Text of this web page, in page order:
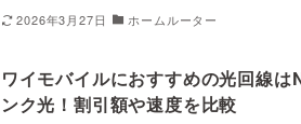
2026年3月27日 ホームルーター
ワイモバイルにおすすめの光回線
ンク光！割引額や速度を比較